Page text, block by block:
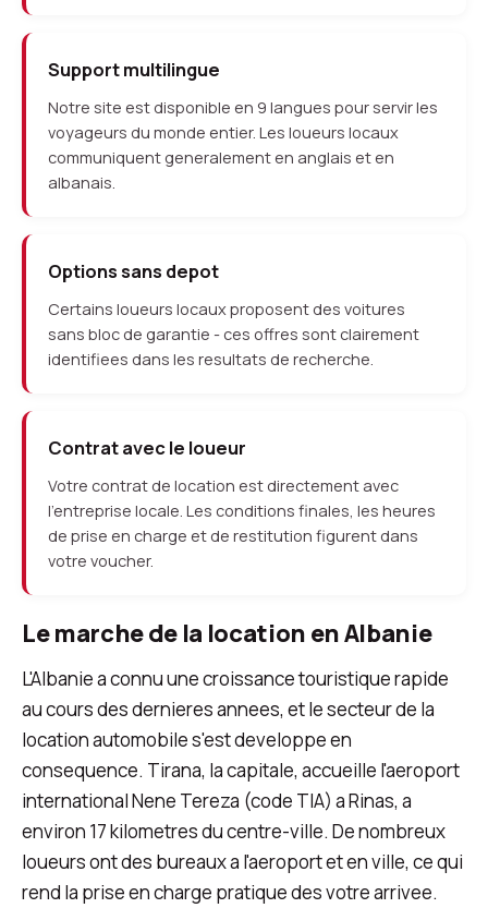
Support multilingue
Notre site est disponible en 9 langues pour servir les
voyageurs du monde entier. Les loueurs locaux
communiquent generalement en anglais et en
albanais.
Options sans depot
Certains loueurs locaux proposent des voitures
sans bloc de garantie - ces offres sont clairement
identifiees dans les resultats de recherche.
Contrat avec le loueur
Votre contrat de location est directement avec
l'entreprise locale. Les conditions finales, les heures
de prise en charge et de restitution figurent dans
votre voucher.
Le marche de la location en Albanie
L'Albanie a connu une croissance touristique rapide
au cours des dernieres annees, et le secteur de la
location automobile s'est developpe en
consequence. Tirana, la capitale, accueille l'aeroport
international Nene Tereza (code TIA) a Rinas, a
environ 17 kilometres du centre-ville. De nombreux
loueurs ont des bureaux a l'aeroport et en ville, ce qui
rend la prise en charge pratique des votre arrivee.